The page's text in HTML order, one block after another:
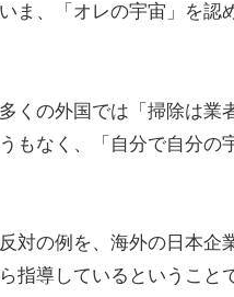
ま、「オレの宇宙」を認
くの外国では「掃除は業
もなく、「自分で自分
対の例を、海外の日本
指導しているというこ